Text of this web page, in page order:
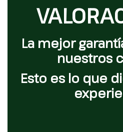
La mejor
nuestros
Esto es lo que